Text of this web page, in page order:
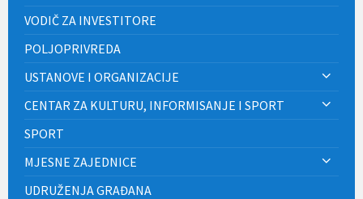
VODIČ ZA INVESTITORE
POLJOPRIVREDA
USTANOVE I ORGANIZACIJE
CENTAR ZA KULTURU, INFORMISANJE I SPORT
SPORT
MJESNE ZAJEDNICE
UDRUŽENJA GRAĐANA